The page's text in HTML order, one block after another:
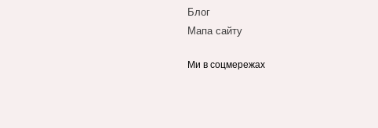
Блог
Мапа сайту
Ми в соцмережах